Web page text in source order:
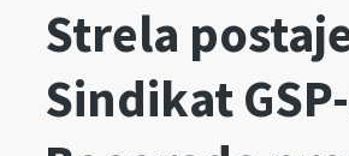
Strela
Sindikat